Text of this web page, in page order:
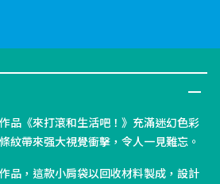
品《來打滾和生活吧！》充滿迷幻色彩
紋帶來强大視覺衝擊，令人一見難忘。
品，這款小肩袋以回收材料製成，設計